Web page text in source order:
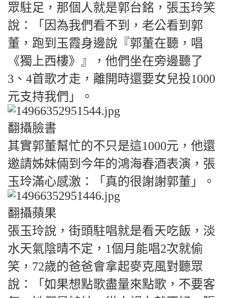
眾駐足，那個人就是郭台銘，張玉玲笑
說：「因為我們看不到，老公看到郭
董，跑到玉霞身邊說『郭董在聽，唱
《獨上西樓》』，他們坐在旁邊聽了
3、4首歌才走，離開時還要女兒投1000
元支持我們」。
翻攝臉書
其實郭董幫忙的不只是這1000元，他還
邀請姊妹倆到今年的鴻海春酒表演，張
玉玲滿心感激：「真的很謝謝郭董」。
翻攝蘋果
張玉玲說，街頭駐唱就是看天吃飯，淡
水天氣陰晴不定，1個月能唱2次就偷
笑，72歲的爸爸會拿起麥克風對聽眾
說：「如果想點歌盡量來點歌，不要客